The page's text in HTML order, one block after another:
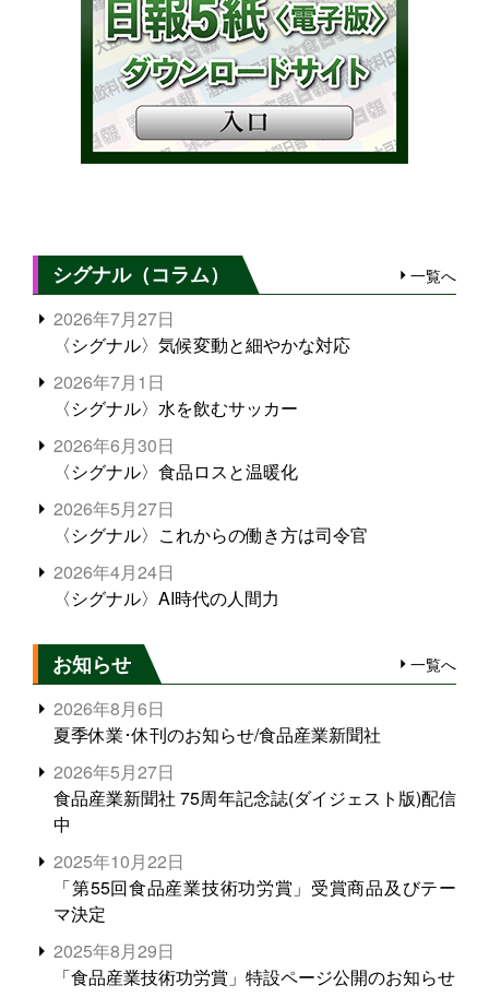
シグナル（コラム） 一覧へ
2026年7月27日
〈シグナル〉気候変動と細やかな対応
2026年7月1日
〈シグナル〉水を飲むサッカー
2026年6月30日
〈シグナル〉食品ロスと温暖化
2026年5月27日
〈シグナル〉これからの働き方は司令官
2026年4月24日
〈シグナル〉AI時代の人間力
お知らせ 一覧へ
2026年8月6日
夏季休業･休刊のお知らせ/食品産業新聞社
2026年5月27日
食品産業新聞社 75周年記念誌(ダイジェスト版)配信
中
2025年10月22日
「第55回食品産業技術功労賞」受賞商品及びテー
マ決定
2025年8月29日
「食品産業技術功労賞」特設ページ公開のお知らせ